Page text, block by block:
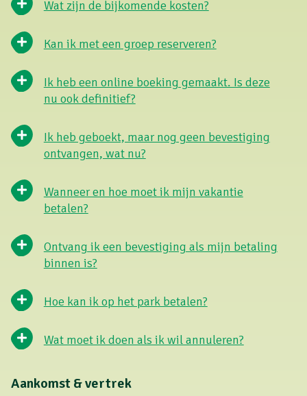
Wat zijn de bijkomende kosten?
Kan ik met een groep reserveren?
Ik heb een online boeking gemaakt. Is deze
nu ook definitief?
Ik heb geboekt, maar nog geen bevestiging
ontvangen, wat nu?
Wanneer en hoe moet ik mijn vakantie
betalen?
Ontvang ik een bevestiging als mijn betaling
binnen is?
Hoe kan ik op het park betalen?
Wat moet ik doen als ik wil annuleren?
Aankomst & vertrek